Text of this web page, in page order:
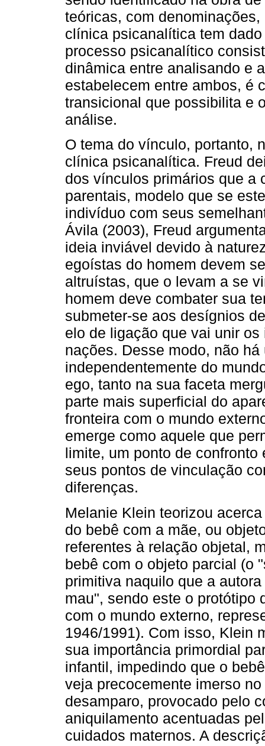
teóricas, com
clínica psicanalítica tem
processo psicanalítico
dinâmica entre analisando e
estabelecem entre ambos, é
transicional que possibilita e
análise.
O tema do vínculo, portanto,
clínica psicanalítica. Freud
dos vínculos primários que a
parentais, modelo que se
indivíduo com seus
Ávila (2003), Freud
ideia inviável devido à
egoístas do homem devem
altruístas, que o levam a se
homem deve combater sua
submeter-se aos desígnios
elo de ligação que vai unir
nações. Desse modo, não
independentemente do
ego, tanto na sua faceta
parte mais superficial do
fronteira com o mundo
emerge como aquele que
limite, um ponto de
seus pontos de vinculação
diferenças.
Melanie Klein teorizou
do bebê com a mãe, ou
referentes à relação objetal,
bebê com o objeto parcial (o
primitiva naquilo que a
mau", sendo este o protótipo
com o mundo externo,
1946/1991). Com isso, Klein
sua importância primordial
infantil, impedindo que o
veja precocemente imerso
desamparo, provocado pelo
aniquilamento acentuadas
cuidados maternos. A